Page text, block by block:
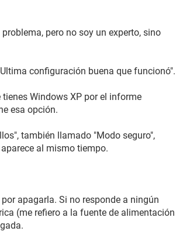
pero no soy un experto, sino
configuración buena que funcionó".
Windows XP por el informe
esa opción.
también llamado "Modo seguro",
al mismo tiempo.
apagarla. Si no responde a ningún
(me refiero a la fuente de alimentación